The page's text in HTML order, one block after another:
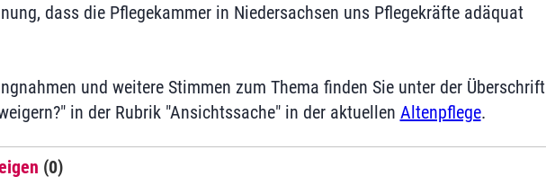
dass die Pflegekammer in Niedersachsen uns Pflegekräfte adäquat
und weitere Stimmen zum Thema finden Sie unter der Überschrift
in der Rubrik "Ansichtssache" in der aktuellen Altenpflege.
(0)